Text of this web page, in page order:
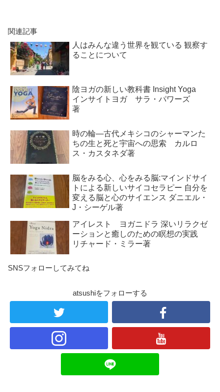
関連記事
人はみんな違う世界を観ている 観察す
ることについて
陰ヨガの新しい教科書 Insight Yoga
インサイトヨガ サラ・パワーズ
著
時の輪―古代メキシコのシャーマンた
ちの生と死と宇宙への思索 カルロ
ス・カスタネダ著
脳をみる心、心をみる脳:マインドサイ
トによる新しいサイコセラピー 自分を
変える脳と心のサイエンス ダニエル・
J・シーゲル著
アイレスト ヨガニドラ 深いリラクゼ
ーションと癒しのための瞑想の実践
リチャード・ミラー著
SNSフォローしてみてね
atsushiをフォローする